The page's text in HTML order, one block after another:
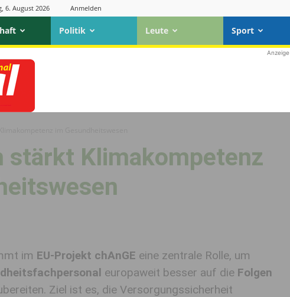
6. August 2026 Anmelden
Politik Leute Sport
Anzeige
stärkt Klimakompetenz
im EU-Projekt chAnGE eine zentrale Rolle, um
europaweit besser auf die Folgen
Ziel ist es, die Versorgungssicherheit